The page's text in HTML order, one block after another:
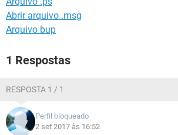
Abrir arquivo .msg
Arquivo bup
1 Respostas
RESPOSTA 1 / 1
Perfil bloqueado
2 set 2017 às 16:52